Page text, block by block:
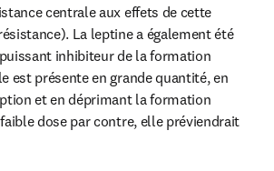
centrale aux effets de cette
La leptine a également été
inhibiteur de la formation
est présente en grande quantité, en
et en déprimant la formation
dose par contre, elle préviendrait